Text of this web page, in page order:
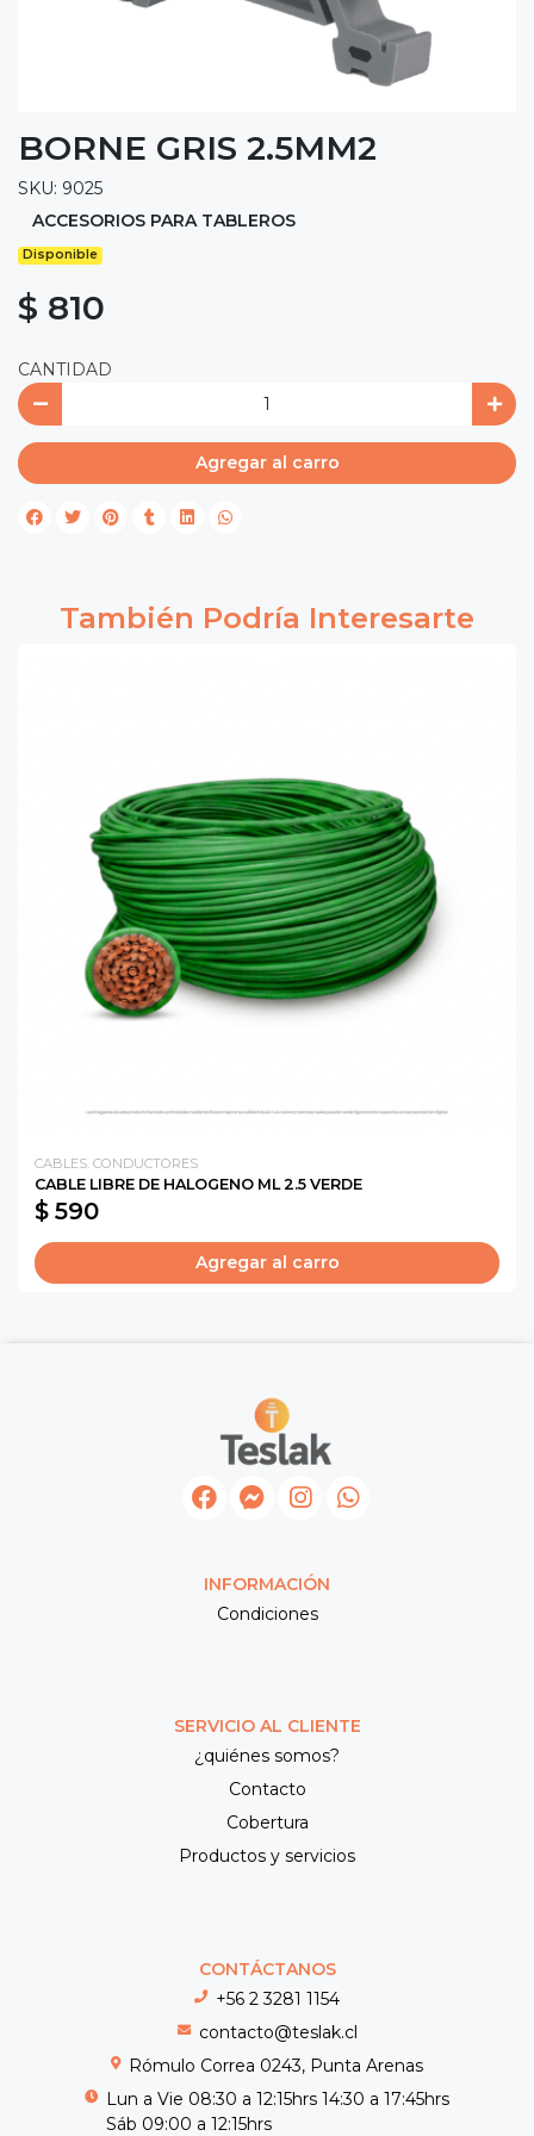
BORNE GRIS 2.5MM2
SKU: 9025
ACCESORIOS PARA TABLEROS
Disponible
$ 810
CANTIDAD
Agregar al carro
También Podría Interesarte
CABLES. CONDUCTORES
CABLE LIBRE DE HALOGENO ML 2.5 VERDE
$ 590
Agregar al carro
INFORMACIÓN
Condiciones
SERVICIO AL CLIENTE
¿quiénes somos?
Contacto
Cobertura
Productos y servicios
CONTÁCTANOS
+56 2 3281 1154
contacto@teslak.cl
Rómulo Correa 0243, Punta Arenas
Lun a Vie 08:30 a 12:15hrs 14:30 a 17:45hrs
Sáb 09:00 a 12:15hrs